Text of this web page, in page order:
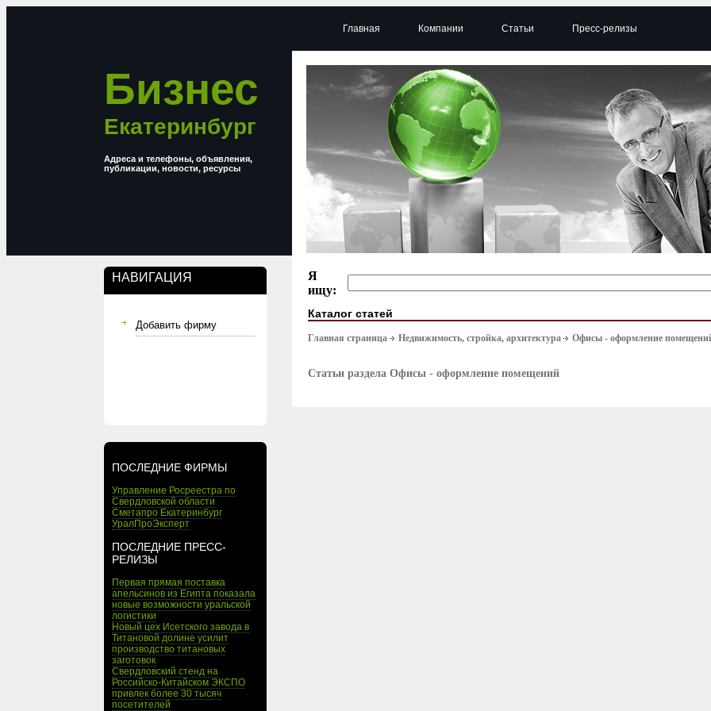
Бизнес
Екатеринбург
Адреса и телефоны, объявления,
публикации, новости, ресурсы
НАВИГАЦИЯ
Добавить фирму
ПОСЛЕДНИЕ ФИРМЫ
Управление Росреестра по
Свердловской области
Сметапро Екатеринбург
УралПроЭксперт
ПОСЛЕДНИЕ ПРЕСС-
РЕЛИЗЫ
Первая прямая поставка
апельсинов из Египта показала
новые возможности уральской
логистики
Новый цех Исетского завода в
Титановой долине усилит
производство титановых
заготовок
Свердловский стенд на
Российско-Китайском ЭКСПО
привлек более 30 тысяч
посетителей
Главная Компании Статьи Пресс-релизы
Я
ищу:
Каталог статей
Главная страница Недвижимость, стройка, архитектура Офисы - оформление
Статьи раздела Офисы - оформление помещений